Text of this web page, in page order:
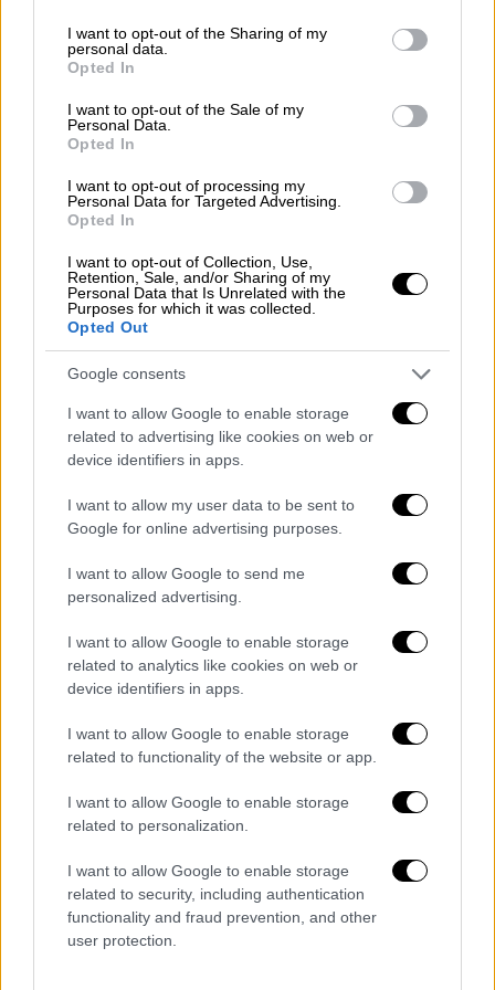
not limited to your visit or usage behaviour. You may click to
grant or deny consent to Google and its third-party tags to
use your data for below specified purposes in below Google
consent section.
I want to opt-out of the Sharing of my
personal data.
Opted In
I want to opt-out of the Sale of my
Personal Data.
Opted In
I want to opt-out of processing my
Personal Data for Targeted Advertising.
Opted In
I want to opt-out of Collection, Use,
Retention, Sale, and/or Sharing of my
Personal Data that Is Unrelated with the
Purposes for which it was collected.
Opted Out
Google consents
I want to allow Google to enable storage
related to advertising like cookies on web or
device identifiers in apps.
I want to allow my user data to be sent to
Google for online advertising purposes.
I want to allow Google to send me
personalized advertising.
I want to allow Google to enable storage
related to analytics like cookies on web or
device identifiers in apps.
I want to allow Google to enable storage
related to functionality of the website or app.
I want to allow Google to enable storage
related to personalization.
I want to allow Google to enable storage
related to security, including authentication
functionality and fraud prevention, and other
user protection.
καταγωγή του Χίτλερ»: Η Ρωσία δεν
ξέχασε τα μαθήματα του Β’
νέες κυρώσεις η ΕΕ
Κόσμος|03.05.2022 07:55
Ποια είναι η Σφαίρα που λατρεύουν οι
Ουκρανοί, που έχει γίνει διάσημη σε
όλο τον κόσμο και που θα βγει σε
γραμματόσημο
Μαριούπολη: Παιδιά βγήκαν σαν
ζόμπι μέσα από τα ερείπια του
εργοστασίου Αζοφστάλ
Κόσμος|02.05.2022 16:38
Οι Ρώσοι λεηλάτησαν τον χρυσό των
Σκυθών από μουσείο της
Μελιτόπολης - Τι δήλωσε η Μενδώνη
Κόσμος|02.05.2022 15:47
Πόλεμος στην Ουκρανία: Η πρεσβεία
των ΗΠΑ ελπίζει να επιστρέψει στο
Κίεβο μέχρι τέλη Μαΐου
εν μέσω εικασιών ότι ο
Πούτιν θα εξαπολύσει ολοκληρωτικό
πόλεμο σε όλη την Ουκρανία και θα διατάξει
μαζική κινητοποίηση ανδρών που βρίσκονται